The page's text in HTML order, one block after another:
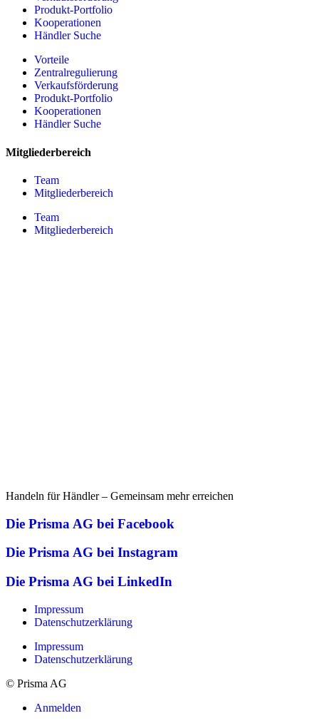
Produkt-Portfolio
Kooperationen
Händler Suche
Vorteile
Zentralregulierung
Verkaufsförderung
Produkt-Portfolio
Kooperationen
Händler Suche
Mitgliederbereich
Team
Mitgliederbereich
Team
Mitgliederbereich
Handeln für Händler – Gemeinsam mehr erreichen
Die Prisma AG bei Facebook
Die Prisma AG bei Instagram
Die Prisma AG bei LinkedIn
Impressum
Datenschutzerklärung
Impressum
Datenschutzerklärung
© Prisma AG
Anmelden